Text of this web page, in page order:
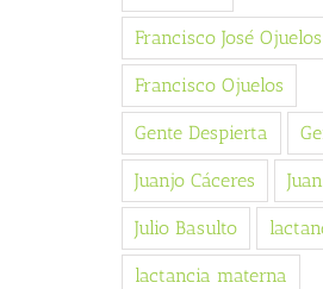
Francisco José Ojuelos
Francisco Ojuelos
Gente Despierta
Juanjo Cáceres
Julio Basulto
lactancia materna